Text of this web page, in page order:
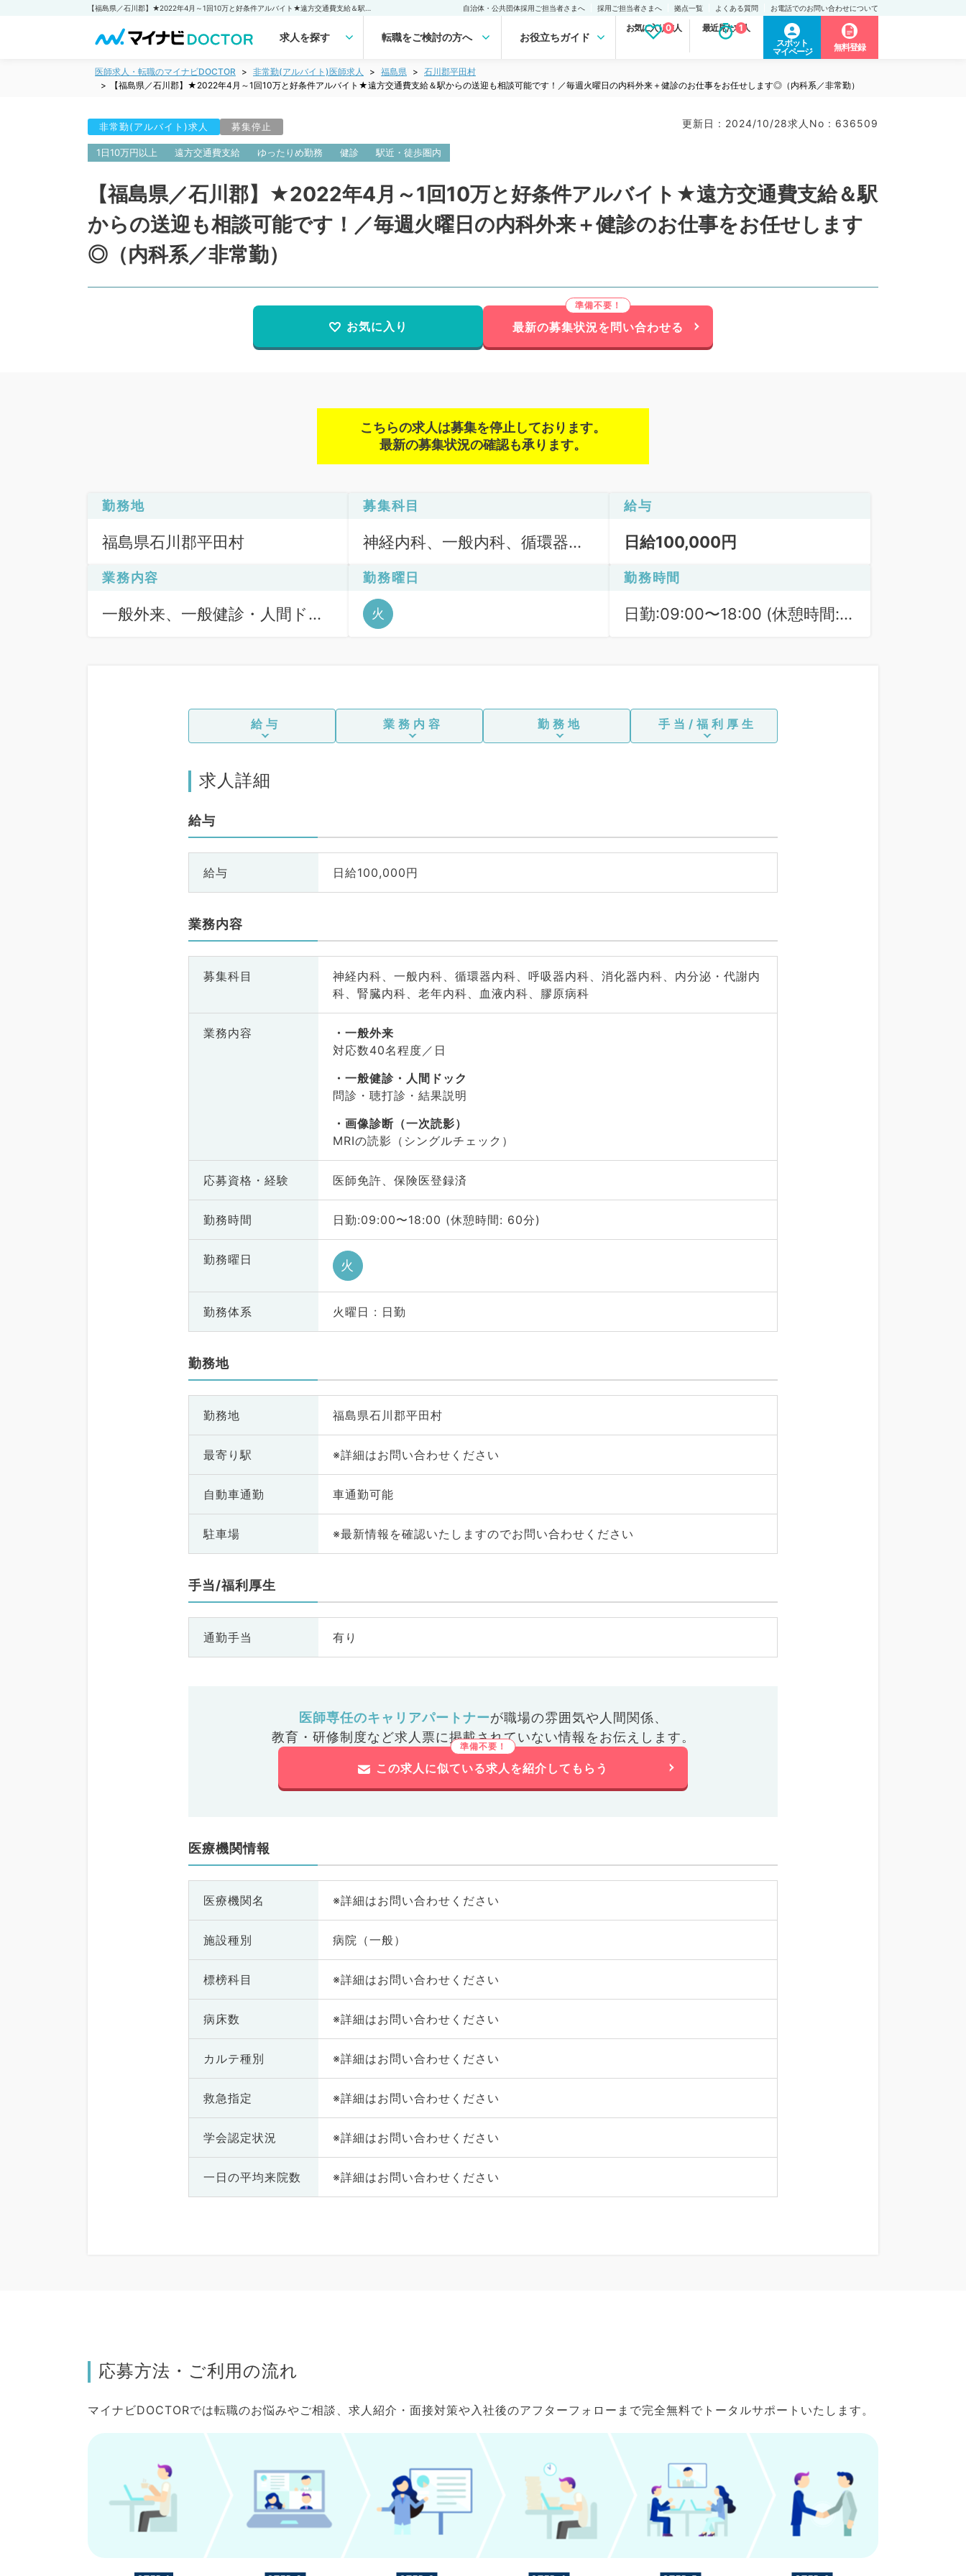
自治体・公共団体採用ご担当者さまへ 採用ご担当者さまへ 拠点一覧 よくある質問 お電話でのお問い合わせについて
求人を探す 転職をご検討の方へ お役立ちガイド
お気に入り求人
0 最近見た求人
1
スポット
マイページ
無料登録
医師求人・転職のマイナビDOCTOR 非常勤(アルバイト)医師求人 福島県
石川郡平田村
【福島県／石川郡】★2022年4月～1回10万と好条件アルバイト★遠方交通費支給＆駅からの送迎も相談可能です！／毎週火曜日の内科外来＋健診のお仕事をお任せします◎（内科系／非常勤）
非常勤(アルバイト)求人 募集停止 更新日 : 2024/10/28求人No : 636509
1日10万円以上 遠方交通費支給 ゆったりめ勤務 健診 駅近・徒歩圏内
【福島県／石川郡】★2022年4月～1回10万と好条件アルバイト★遠方交通費支給＆駅
からの送迎も相談可能です！／毎週火曜日の内科外来＋健診のお仕事をお任せします
◎（内科系／非常勤）
お気に入り 最新の募集状況を問い合わせる
こちらの求人は募集を停止しております。
最新の募集状況の確認も承ります。
勤務地
福島県石川郡平田村
募集科目
神経内科、一般内科、循環器内
内分泌・代謝内科、腎臓内科、
老年内科、血液内科、膠原病科
給与
日給100,000円
業務内容
一般外来、一般健診・人間ドッ
勤務曜日
火
勤務時間
日勤:09:00〜18:00 (休憩時間:
給与 業務内容 勤務地 手当/福利厚生
求人詳細
給与
給与 日給100,000円
業務内容
募集科目
神経内科、一般内科、循環器内科、呼吸器内科、消化器内科、内分泌・代謝内
科、腎臓内科、老年内科、血液内科、膠原病科
業務内容
一般外来
対応数40名程度／日
一般健診・人間ドック
問診・聴打診・結果説明
画像診断（一次読影）
MRIの読影（シングルチェック）
応募資格・ 経験 医師免許、保険医登録済
勤務時間 日勤:09:00〜18:00 (休憩時間: 60分)
勤務曜日 火
勤務体系 火曜日 : 日勤
勤務地
勤務地 福島県石川郡平田村
最寄り駅 ※詳細はお問い合わせください
自動車通勤 車通勤可能
駐車場 ※最新情報を確認いたしますのでお問い合わせください
手当/福利厚生
通勤手当 有り
医師専任のキャリアパートナーが職場の雰囲気や人間関係、
教育・研修制度など求人票に掲載されていない情報をお伝えします。
この求人に似ている求人を紹介してもらう
医療機関情報
医療機関名 ※詳細はお問い合わせください
施設種別 病院（一般）
標榜科目 ※詳細はお問い合わせください
病床数 ※詳細はお問い合わせください
カルテ種別 ※詳細はお問い合わせください
救急指定 ※詳細はお問い合わせください
学会認定状況 ※詳細はお問い合わせください
一日の平均来院数 ※詳細はお問い合わせください
応募方法・ご利用の流れ
マイナビDOCTORでは転職のお悩みやご相談、求人紹介・面接対策や入社後のアフターフォローまで完全無料でトータルサポートいたします。